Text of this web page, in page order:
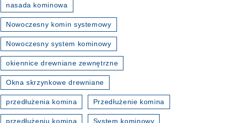
nasada kominowa
Nowoczesny komin systemowy
Nowoczesny system kominowy
okiennice drewniane zewnętrzne
Okna skrzynkowe drewniane
przedłużenia komina Przedłużenie komina
przedłużeniu komina System kominowy